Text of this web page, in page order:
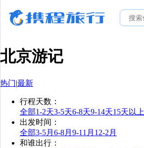
北京游记
热门|最新
行程天数 ：
全部1-2天3-5天6-8天9-14天15天以上
出发时间 ：
全部3-5月 6-8月 9-11月 12-2月
和谁出行 ：